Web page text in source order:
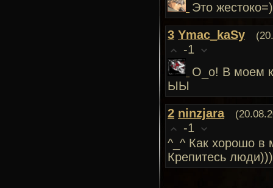
Это жестоко=)
3 Ymac_kaSy
-1
О_о! В моем
ЫЫ
2 ninzjara
-1
^_^ Как хорошо в
Крепитесь люди)))